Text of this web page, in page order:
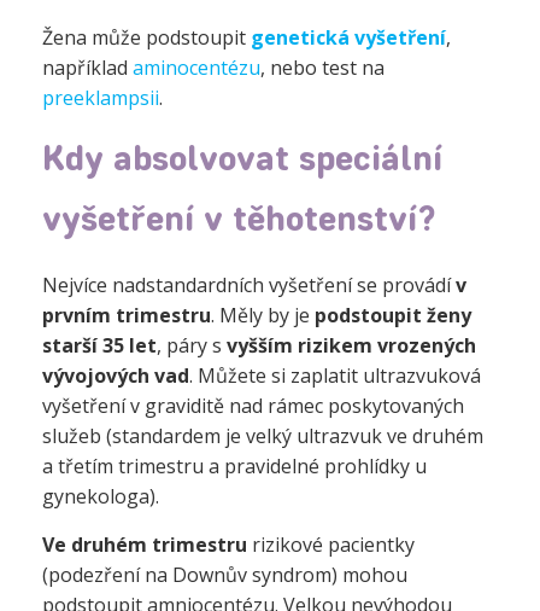
Žena může podstoupit genetická vyšetření,
například aminocentézu, nebo test na
preeklampsii.
Kdy absolvovat speciální
vyšetření v těhotenství?
Nejvíce nadstandardních vyšetření se provádív
prvním trimestru. Měly by je podstoupit ženy
starší 35 let, páry s vyšším rizikem vrozených
vývojových vad. Můžete si zaplatit ultrazvuková
vyšetření v graviditě nad rámec poskytovaných
služeb (standardem je velký ultrazvuk ve druhém
a třetím trimestru a pravidelné prohlídky u
gynekologa).
Ve druhém trimestru rizikové pacientky
(podezření na Downův syndrom) mohou
podstoupit amniocentézu. Velkou nevýhodou